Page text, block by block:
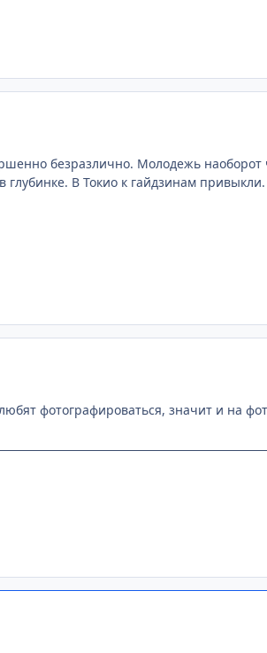
безразлично. Молодежь наоборот
В Токио к гайдзинам привыкли.
фотографироваться, значит и на